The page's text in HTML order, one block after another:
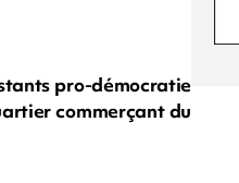
pro-démocratie
commerçant du